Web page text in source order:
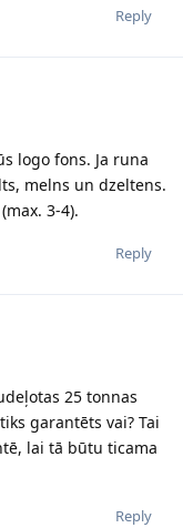
Reply
logo fons. Ja runa
melns un dzeltens.
3-4).
Reply
25 tonnas
garantēts vai? Tai
lai tā būtu ticama
Reply